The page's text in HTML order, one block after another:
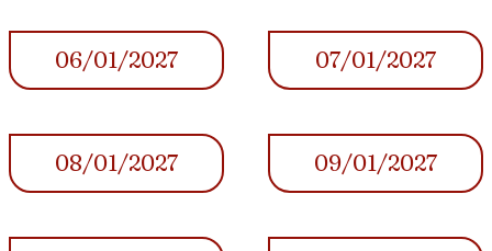
06/01/2027 07/01/2027
08/01/2027 09/01/2027